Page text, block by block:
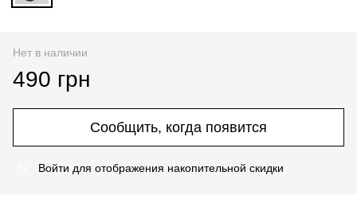
Нет в наличии
490 грн
Сообщить, когда появится
Войти для отображения накопительной скидки